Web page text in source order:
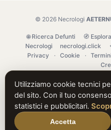
© 2026 Necrologi
🌐 Ricerca Defunti 🧭
Necrologi
necrologi.click
Privacy
· Cookie · Termini
Utilizziamo cookie tecnici
del sito. Con il tuo
statistici e pubblicitari.
Accetta